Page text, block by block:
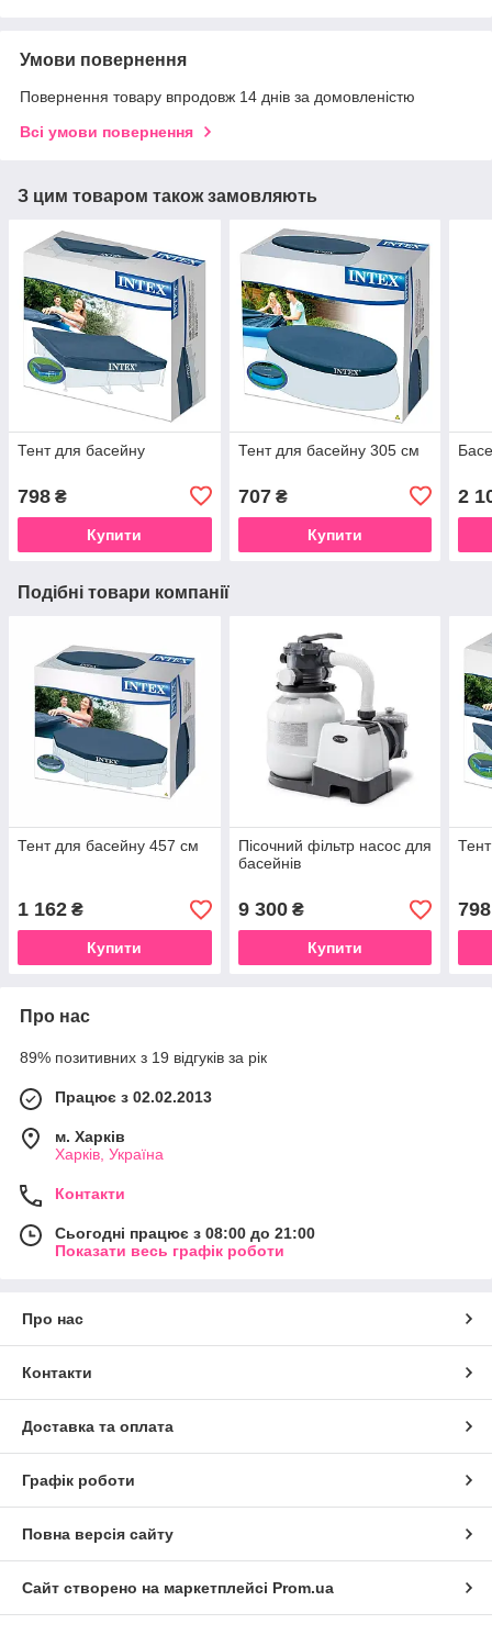
Умови повернення
Повернення товару впродовж 14 днів за домовленістю
Всі умови повернення
З цим товаром також замовляють
Тент для басейну
798 ₴
Купити
Тент для басейну 305 см
707₴
Купити
2
Подібні товари компанії
Тент для басейну 457 см
1 162 ₴
Купити
Пісочний фільтр насос для
басейнів
9 300₴
Купити
798
Про нас
89% позитивних з 19 відгуків за рік
Працює з 02.02.2013
м. Харків
Харків, Україна
Контакти
Сьогодні працює з 08:00 до 21:00
Показати весь графік роботи
Про нас
Контакти
Доставка та оплата
Графік роботи
Повна версія сайту
Сайт створено на маркетплейсі Prom.ua